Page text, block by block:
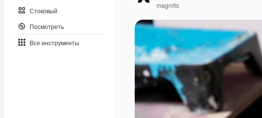
Стоковый
Посмотреть
Все инструменты
magnific